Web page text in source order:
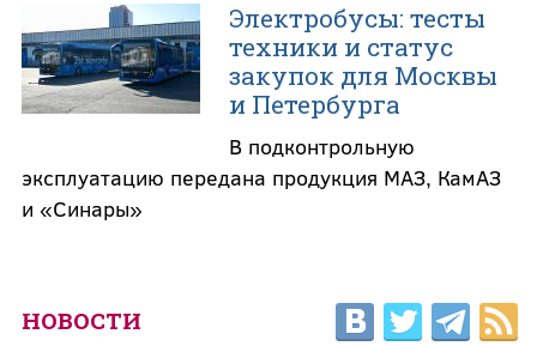
Электробусы: тесты
техники и статус
закупок для Москвы
и Петербурга
В подконтрольную
эксплуатацию передана продукция МАЗ, КамАЗ
и «Синары»
НОВОСТИ